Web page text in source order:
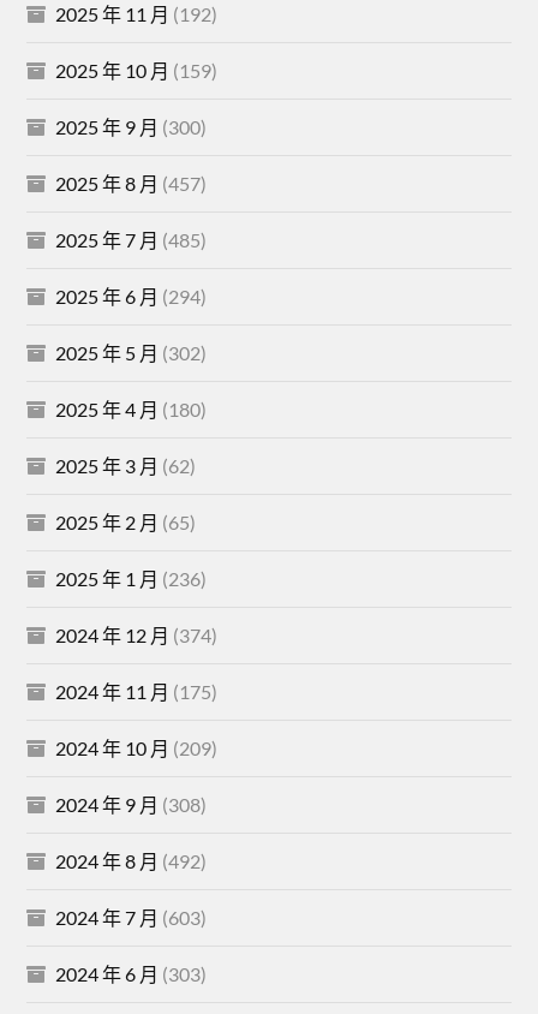
2025 年 11 月 (192)
2025 年 10 月 (159)
2025 年 9 月 (300)
2025 年 8 月 (457)
2025 年 7 月 (485)
2025 年 6 月 (294)
2025 年 5 月 (302)
2025 年 4 月 (180)
2025 年 3 月 (62)
2025 年 2 月 (65)
2025 年 1 月 (236)
2024 年 12 月 (374)
2024 年 11 月 (175)
2024 年 10 月 (209)
2024 年 9 月 (308)
2024 年 8 月 (492)
2024 年 7 月 (603)
2024 年 6 月 (303)